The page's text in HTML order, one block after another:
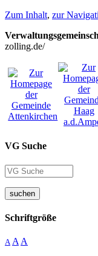
Zum Inhalt, zur
zolling.de/
VG Suche
suchen
Schriftgröße
A A A